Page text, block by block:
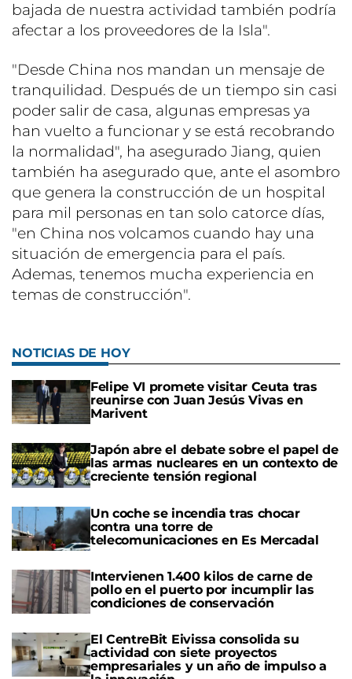
bajada de nuestra actividad también podría
afectar a los proveedores de la Isla".
"Desde China nos mandan un mensaje de
tranquilidad. Después de un tiempo sin casi
poder salir de casa, algunas empresas ya
han vuelto a funcionar y se está recobrando
la normalidad", ha asegurado Jiang, quien
también ha asegurado que, ante el asombro
que genera la construcción de un hospital
para mil personas en tan solo catorce días,
"en China nos volcamos cuando hay una
situación de emergencia para el país.
Ademas, tenemos mucha experiencia en
temas de construcción".
NOTICIAS DE HOY
Felipe VI promete visitar Ceuta tras
reunirse con Juan Jesús Vivas en
Marivent
Japón abre el debate sobre el papel de
las armas nucleares en un contexto de
creciente tensión regional
Un coche se incendia tras chocar
contra una torre de
telecomunicaciones en Es Mercadal
Intervienen 1.400 kilos de carne de
pollo en el puerto por incumplir las
condiciones de conservación
El CentreBit Eivissa consolida su
actividad con siete proyectos
empresariales y un año de impulso a